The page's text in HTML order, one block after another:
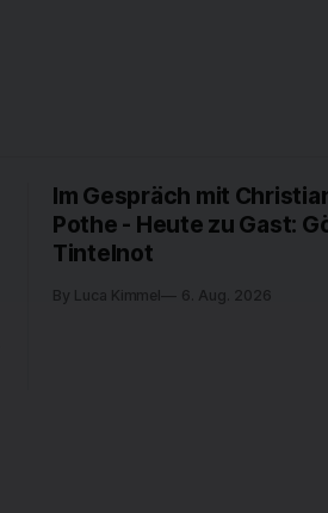
Im Gespräch mit
Pothe - Heute zu Gast:
Tintelnot
By Luca Kimmel 6. Aug. 2026